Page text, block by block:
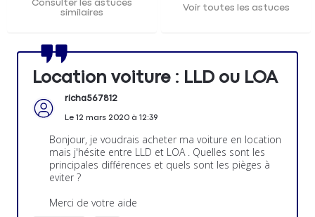
Consulter les astuces
similaires
Voir toutes les astuces
Location voiture : LLD ou LOA
richa567812
Le 12 mars 2020à 12:39
Bonjour, je voudrais acheter ma voiture en location
mais j'hésite entre LLD et LOA . Quelles sont les
principales différences et quels sont les pièges à
eviter ?
Merci de votre aide